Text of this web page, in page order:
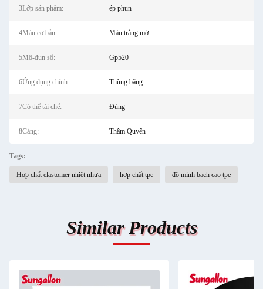
3Lớp sản phẩm: ép phun
4Màu cơ bản: Màu trắng mờ
5Mô-đun số: Gp520
6Ứng dụng chính: Thùng băng
7Có thể tái chế: Đúng
8Cảng: Thâm Quyến
Tags:
Hợp chất elastomer nhiệt nhựa hợp chất tpe độ minh bạch cao tpe
Similar Products